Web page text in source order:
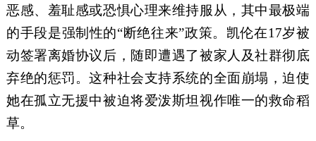
恶感、羞耻感或恐惧心理来维持服从，其中最极端
的手段是强制性的“断绝往来”政策。凯伦在17岁被
动签署离婚协议后，随即遭遇了被家人及社群彻底
弃绝的惩罚。这种社会支持系统的全面崩塌，迫使
她在孤立无援中被迫将爱泼斯坦视作唯一的救命稻
草。